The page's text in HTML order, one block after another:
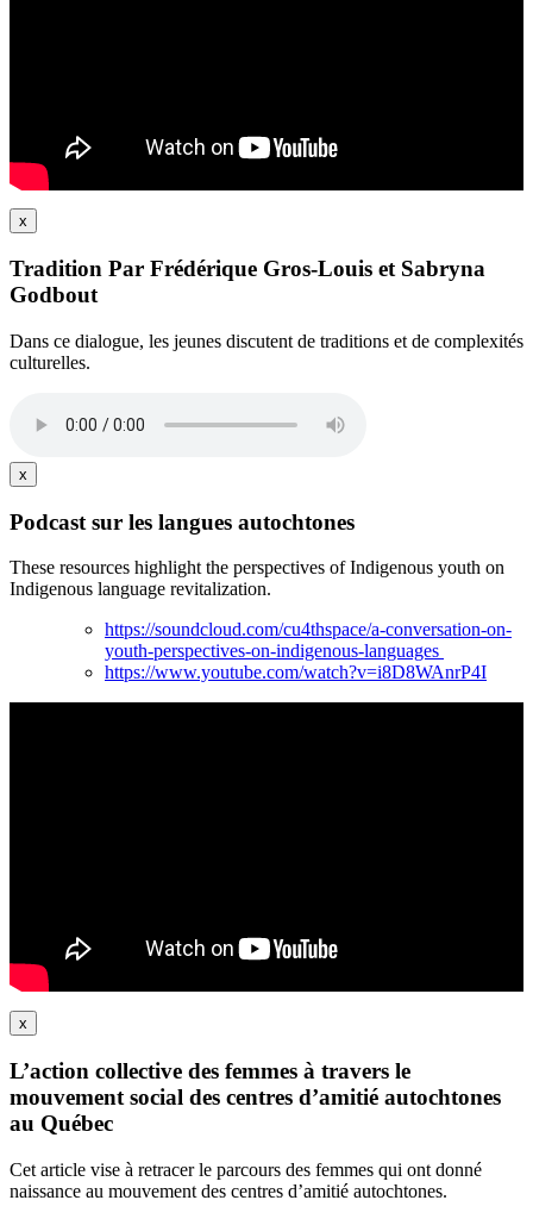
x
Tradition Par Frédérique Gros-Louis et Sabryna
Godbout
Dans ce dialogue, les jeunes discutent de traditions et de complexités
culturelles.
x
Podcast sur les langues autochtones
These resources highlight the perspectives of Indigenous youth on
Indigenous language revitalization.
https://soundcloud.com/cu4thspace/a-conversation-on-
youth-perspectives-on-indigenous-languages
https://www.youtube.com/watch?v=i8D8WAnrP4I
x
L’action collective des femmes à travers le
mouvement social des centres d’amitié autochtones
au Québec
Cet article vise à retracer le parcours des femmes qui ont donné
naissance au mouvement des centres d’amitié autochtones.